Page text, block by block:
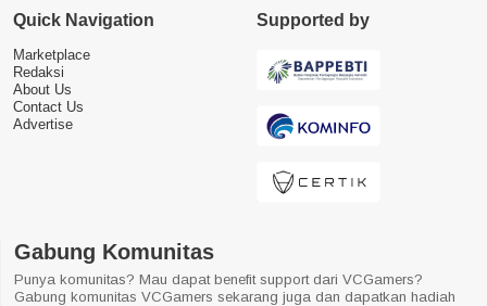
Quick Navigation
Marketplace
Redaksi
About Us
Contact Us
Advertise
Supported by
Gabung Komunitas
Punya komunitas? Mau dapat benefit support dari VCGamers?
Gabung komunitas VCGamers sekarang juga dan dapatkan hadiah